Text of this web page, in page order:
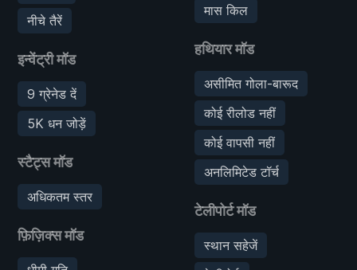
नीचे तैरें
इन्वेंट्री मॉड
9 ग्रेनेड दें
5K धन जोड़ें
स्टैट्स मॉड
अधिकतम स्तर
फ़िज़िक्स मॉड
मास किल
हथियार मॉड
असीमित गोला-बारूद
कोई रीलोड नहीं
कोई वापसी नहीं
अनलिमिटेड टॉर्च
टेलीपोर्ट मॉड
स्थान सहेजें